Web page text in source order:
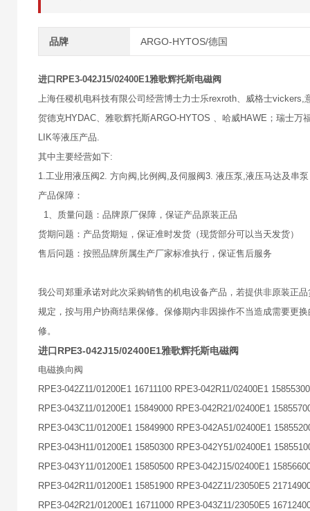
品牌 ARGO-HYTOS/德国
进口RPE3-042J15/02400E1雅歌辉托斯电磁阀
上海任稷机电科技有限公司经营博士力士乐rexroth、威格士
贺德克HYDAC、雅歌辉托斯ARGO-HYTOS 、哈威HAWE；瑞士
LIK等液压产品.
其中主要经营如下:
1.工业用液压阀2. 方向阀,比例阀,及伺服阀3. 液压泵,液压马达及串
产品保障：
1、质量问题：品牌原厂保障，保证产品原装正品
货期问题：产品货期短，保证准时发货（现货部分可以当天发货）
售后问题：按照品牌所属生产厂家标准执行，保证售后服务
我公司郑重承诺对此次采购销售的机电设备产品，若提供非原装正
规定，按与用户协商结果保修。保修期内非因操作不当造成需要更
修。
进口RPE3-042J15/02400E1雅歌辉托斯电磁阀
电磁换向阀
RPE3-042Z11/01200E1 16711100 RPE3-042R11/02400E1 15855300
RPE3-043Z11/01200E1 15849000 RPE3-042R21/02400E1
RPE3-043C11/01200E1 15849900 RPE3-042A51/02400E1
RPE3-043H11/01200E1 15850300 RPE3-042Y51/02400E1
RPE3-043Y11/01200E1 15850500 RPE3-042J15/02400E1
RPE3-042R11/01200E1 15851900 RPE3-042Z11/23050E5
RPE3-042R21/01200E1 16711000 RPE3-043Z11/23050E5